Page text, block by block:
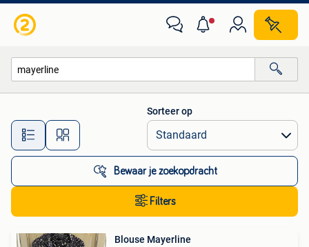
Alle afstanden…
Sorteer op
Bewaar je zoekopdracht
Filters
Blouse Mayerline